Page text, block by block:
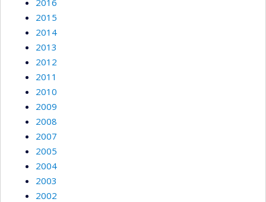
2015
2014
2013
2012
2011
2010
2009
2008
2007
2005
2004
2003
2002